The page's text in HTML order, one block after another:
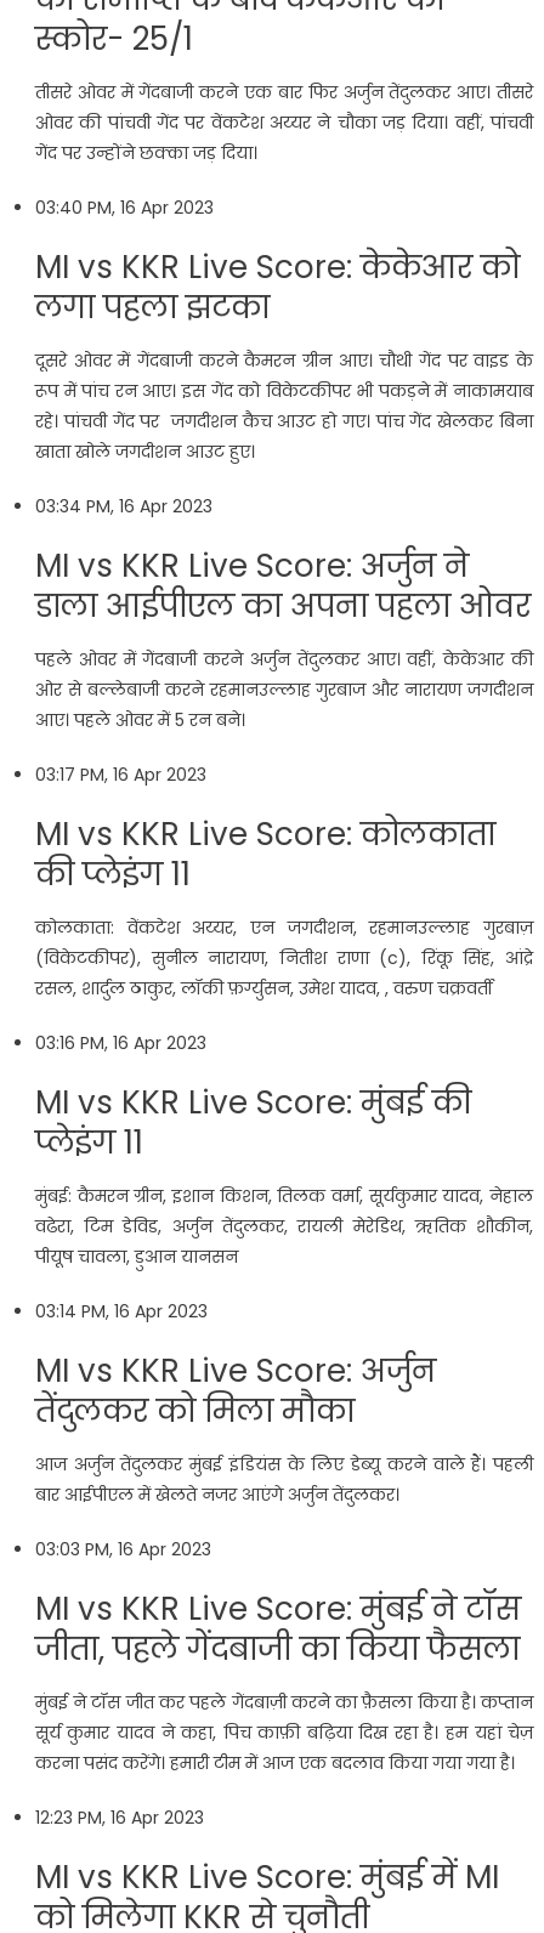
स्कोर- 25/1
तीसरे ओवर में गेंदबाजी करने एक बार फिर अर्जुन तेंदुलकर आए। तीसरे
ओवर की पांचवी गेंद पर वेंकटेश अय्यर ने चौका जड़ दिया। वहीं, पांचवी
गेंद पर उन्होंने छक्का जड़ दिया।
03:40 PM, 16 Apr 2023
MI vs KKR Live Score: केकेआर को
लगा पहला झटका
दूसरे ओवर में गेंदबाजी करने कैमरन ग्रीन आए। चौथी गेंद पर वाइड के
रूप में पांच रन आए। इस गेंद को विकेटकीपर भी पकड़ने में नाकामयाब
रहे। पांचवी गेंद पर जगदीशन कैच आउट हो गए। पांच गेंद खेलकर बिना
खाता खोले जगदीशन आउट हुए।
03:34 PM, 16 Apr 2023
MI vs KKR Live Score: अर्जुन ने
डाला आईपीएल का अपना पहला ओवर
पहले ओवर में गेंदबाजी करने अर्जुन तेंदुलकर आए। वहीं, केकेआर की
ओर से बल्लेबाजी करने रहमानउल्लाह गुरबाज और नारायण जगदीशन
आए। पहले ओवर में 5 रन बने।
03:17 PM, 16 Apr 2023
MI vs KKR Live Score: कोलकाता
की प्लेइंग 11
कोलकाता: वेंकटेश अय्यर, एन जगदीशन, रहमानउल्लाह गुरबाज़
(विकेटकीपर), सुनील नारायण, नितीश राणा (c), रिंकू सिंह, आंद्रे
रसल, शार्दुल ठाकुर, लॉकी फ़र्ग्युसन, उमेश यादव, , वरुण चक्रवर्ती
03:16 PM, 16 Apr 2023
MI vs KKR Live Score: मुंबई की
प्लेइंग 11
मुंबई: कैमरन ग्रीन, इशान किशन, तिलक वर्मा, सूर्यकुमार यादव, नेहाल
वढेरा, टिम डेविड, अर्जुन तेंदुलकर, रायली मेरेडिथ, ऋतिक शौकीन,
पीयूष चावला, डुआन यानसन
03:14 PM, 16 Apr 2023
MI vs KKR Live Score: अर्जुन
तेंदुलकर को मिला मौका
आज अर्जुन तेंदुलकर मुंबई इंडियंस के लिए डेब्यू करने वाले हैं। पहली
बार आईपीएल में खेलते नजर आएंगे अर्जुन तेंदुलकर।
03:03 PM, 16 Apr 2023
MI vs KKR Live Score: मुंबई ने टॉस
जीता, पहले गेंदबाजी का किया फैसला
मुंबई ने टॉस जीत कर पहले गेंदबाज़ी करने का फ़ैसला किया है। कप्तान
सूर्य कुमार यादव ने कहा, पिच काफ़ी बढ़िया दिख रहा है। हम यहां चेज़
करना पसंद करेंगे। हमारी टीम में आज एक बदलाव किया गया गया है।
12:23 PM, 16 Apr 2023
MI vs KKR Live Score: मुंबई में MI
को मिलेगा KKR से चुनौती